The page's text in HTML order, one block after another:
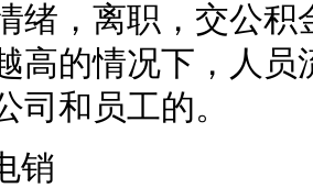
绪，离职，交公
高的情况下，人
司和员工的。
销